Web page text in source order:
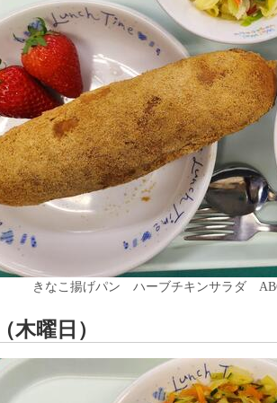
きなこ揚げパン ハーブチキンサラダ
木曜日）